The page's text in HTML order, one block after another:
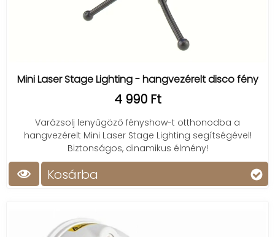
Mini Laser Stage Lighting - hangvezérelt disco fény
4 990 Ft
Varázsolj lenyűgöző fényshow-t otthonodba a
hangvezérelt Mini Laser Stage Lighting segítségével!
Biztonságos, dinamikus élmény!
Kosárba